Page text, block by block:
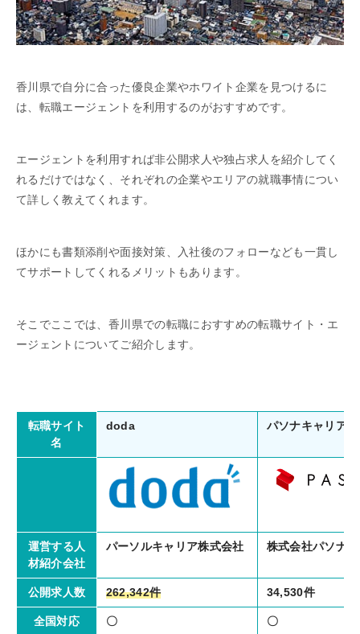
香川県で自分に合った優良企業やホワイト企業を見つけるに
は、転職エージェントを利用するのがおすすめです。
エージェントを利用すれば非公開求人や独占求人を紹介してく
れるだけではなく、それぞれの企業やエリアの就職事情につい
て詳しく教えてくれます。
ほかにも書類添削や面接対策、入社後のフォローなども一貫し
てサポートしてくれるメリットもあります。
そこでここでは、香川県での転職におすすめの転職サイト・エ
ージェントについてご紹介します。
転職サイト
名
doda パソナキャリア
運営する人
材紹介会社
パーソルキャリア株式会社 株式会社パソナ
公開求人数 262,342件 34,530件
全国対応 〇 〇